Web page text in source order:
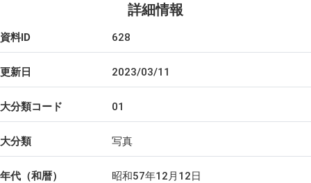
詳細情報
資料ID 628
更新日 2023/03/11
大分類コード 01
大分類 写真
年代（和暦） 昭和57年12月12日